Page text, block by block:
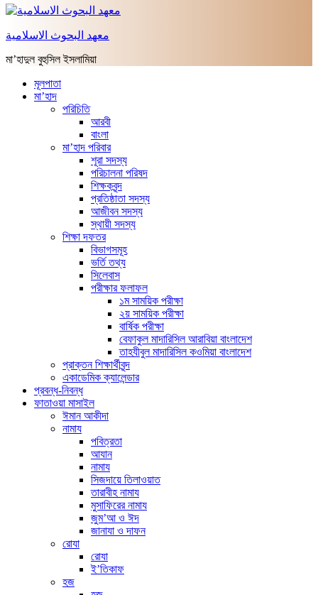
معهد البحوث الاسلامية
মা’হাদুল বুহুসিল ইসলামিয়া
মূলপাতা
মা’হাদ
পরিচিতি
আরবী
বাংলা
মা’হাদ পরিবার
শূরা সদস্য
পরিচালনা পরিষদ
শিক্ষকবৃন্দ
প্রতিষ্ঠাতা সদস্য
আজীবন সদস্য
স্থায়ী সদস্য
শিক্ষা দফতর
বিভাগসমূহ
ভর্তি তথ্য
সিলেবাস
পরীক্ষার ফলাফল
১ম সাময়িক পরীক্ষা
২য় সাময়িক পরীক্ষা
বার্ষিক পরীক্ষা
বেফাকুল মাদারিসিল আরাবিয়া বাংলাদেশ
তাহযীবুল মাদারিসিল কওমিয়া বাংলাদেশ
প্রাক্তন শিক্ষার্থীবৃন্দ
একাডেমিক ক্যালেন্ডার
প্রবন্ধ-নিবন্ধ
ফাতাওয়া মাসাইল
ঈমান আকীদা
নামায
পবিত্রতা
আযান
নামায
সিজদায়ে তিলাওয়াত
তারাবীহ নামায
মুসাফিরের নামায
জুম’আ ও ঈদ
জানাযা ও দাফন
রোযা
রোযা
ই’তিকাফ
হজ